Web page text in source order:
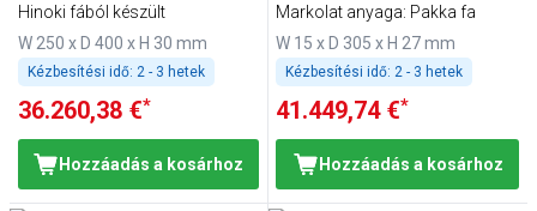
Hinoki fából készült
W 250 x D 400 x H 30 mm
Kézbesítési idő: 2 - 3 hetek
36.260,38 €*
Hozzáadás a kosárhoz
Markolat anyaga: Pakka fa
W 15 x D 305 x H 27 mm
Kézbesítési idő: 2 - 3 hetek
41.449,74 €*
Hozzáadás a kosárhoz